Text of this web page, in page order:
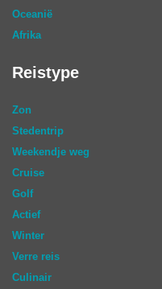
Oceanië
Afrika
Reistype
Zon
Stedentrip
Weekendje weg
Cruise
Golf
Actief
Winter
Verre reis
Culinair